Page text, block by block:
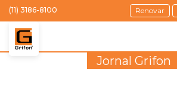
(11) 3186-8100 Renovar
Jornal Grifon